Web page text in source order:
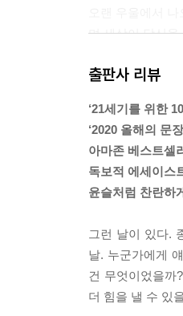
며 세상이 당신
모든 생물에게
--- 「사랑하기 좋
나도 당신도 누
하나뿐인 대체
내 세상의 부정
나는 기필코 언
--- 「흔들리는
출판사 리뷰
‘21세기를 위한
‘2020 올해의 문
아마존 베스트셀
독보적 에세이스
윤슬처럼 찬란하
그런 날이 있다.
날. 누군가에게
건 무엇이었을까
더 힘을 낼 수 있